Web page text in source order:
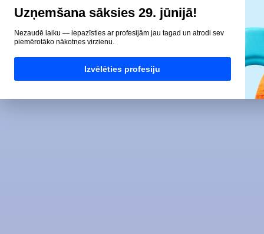
Uzņemšana sāksies 29. jūnijā!
Nezaudē laiku — iepazīsties ar profesijām jau tagad un atrodi sev
piemērotāko nākotnes virzienu.
Izvēlēties profesiju